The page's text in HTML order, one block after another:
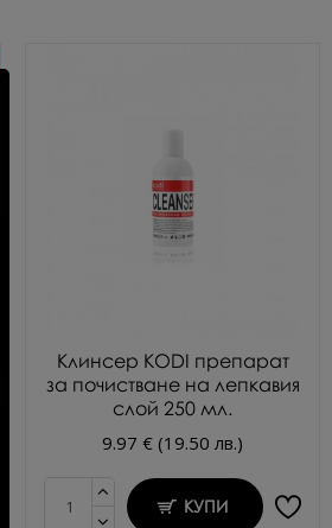
Клинсер KODI препарат
за почистване на лепкавия
слой 250 мл.
9.97 € (19.50 лв.)
КУПИ